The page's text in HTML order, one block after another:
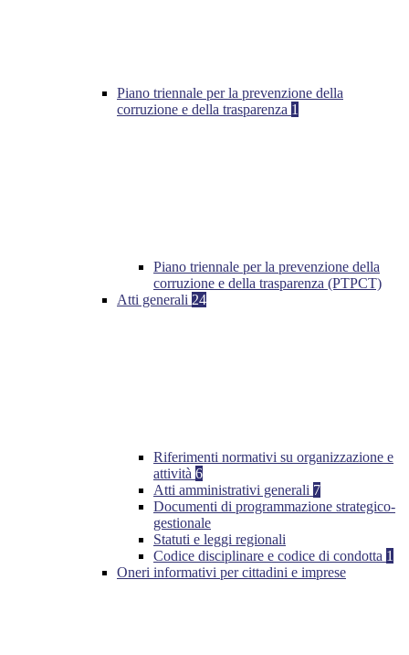
Piano triennale per la prevenzione della
corruzione e della trasparenza 1
Piano triennale per la prevenzione della
corruzione e della trasparenza (PTPCT)
Atti generali 24
Riferimenti normativi su organizzazione e
attività 6
Atti amministrativi generali 7
Documenti di programmazione strategico-
gestionale
Statuti e leggi regionali
Codice disciplinare e codice di condotta 1
Oneri informativi per cittadini e imprese